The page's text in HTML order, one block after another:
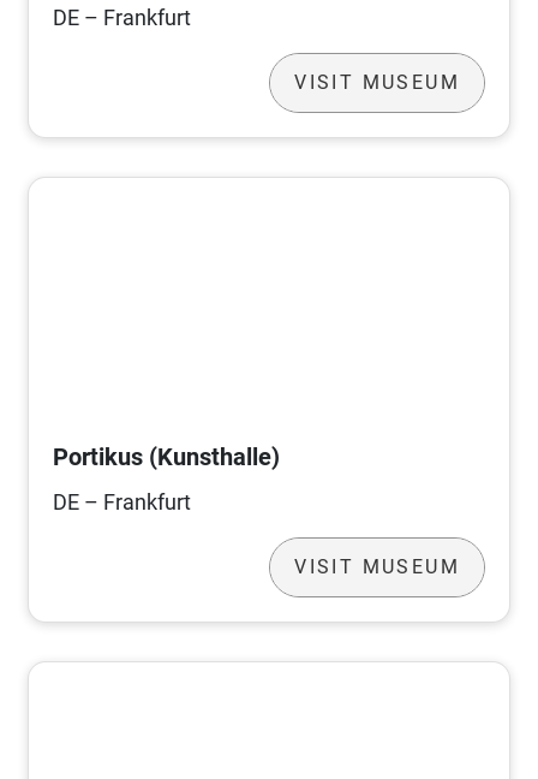
DE – Frankfurt
VISIT MUSEUM
Portikus (Kunsthalle)
DE – Frankfurt
VISIT MUSEUM